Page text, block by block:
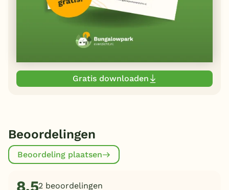
Gratis downloaden
Beoordelingen
Beoordeling plaatsen
8,52 beoordelingen